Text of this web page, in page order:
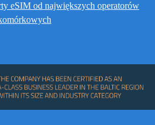
eSIM od największych operatorów